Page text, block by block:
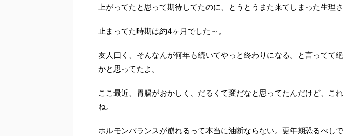
上がってたと思って期待してたのに、とうとうまた来てしまった生理さ
止まってた時期は約4ヶ月でした～。
友人曰く、そんなんが何年も続いてやっと終わりになる。と言ってて
かと思ってたよ。
ここ最近、胃腸がおかしく、だるくて変だなと思ってたんだけど、こ
ね。
ホルモンバランスが崩れるって本当に油断ならない。更年期恐るべしで